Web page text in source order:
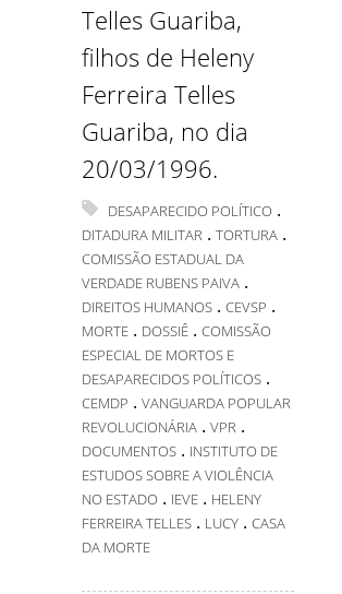
Telles Guariba,
filhos de Heleny
Ferreira Telles
Guariba, no dia
20/03/1996.
DESAPARECIDO POLÍTICO .
DITADURA MILITAR . TORTURA .
COMISSÃO ESTADUAL DA
VERDADE RUBENS PAIVA .
DIREITOS HUMANOS . CEVSP .
MORTE . DOSSIÊ . COMISSÃO
ESPECIAL DE MORTOS E
DESAPARECIDOS POLÍTICOS .
CEMDP . VANGUARDA POPULAR
REVOLUCIONÁRIA . VPR .
DOCUMENTOS . INSTITUTO DE
ESTUDOS SOBRE A VIOLÊNCIA
NO ESTADO . IEVE . HELENY
FERREIRA TELLES . LUCY . CASA
DA MORTE